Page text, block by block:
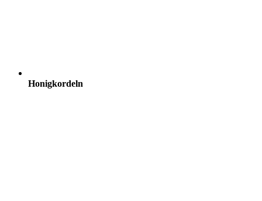
Honigkordeln